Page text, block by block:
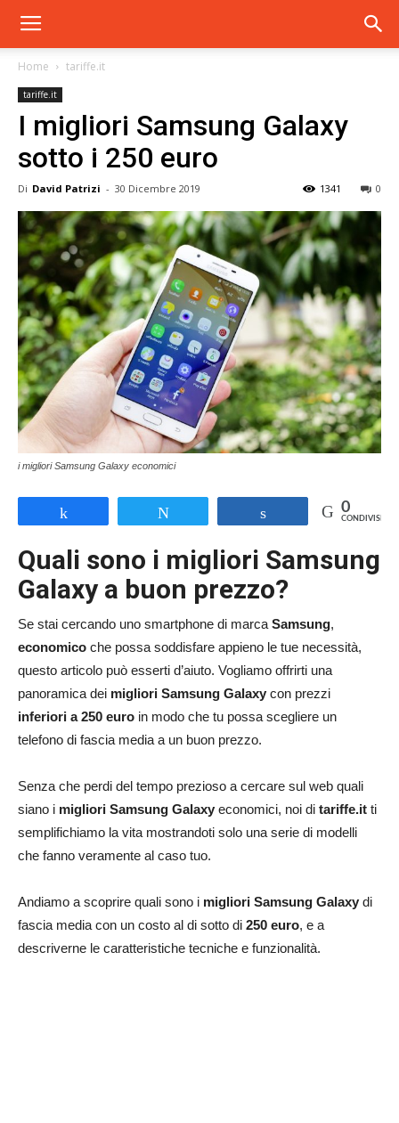
Home tariffe.it
tariffe.it
I migliori Samsung Galaxy
sotto i 250 euro
Di David Patrizi - 30 Dicembre 2019 0
1341
i migliori Samsung Galaxy economici
0
CONDIVISIONI
Quali sono i migliori Samsung
Galaxy a buon prezzo?
Se stai cercando uno smartphone di marca Samsung,
economico che possa soddisfare appieno le tue necessità,
questo articolo può esserti d’aiuto. Vogliamo offrirti una
panoramica dei migliori Samsung Galaxy con prezzi
inferiori a 250 euro in modo che tu possa scegliere un
telefono di fascia media a un buon prezzo.
Senza che perdi del tempo prezioso a cercare sul web quali
siano i migliori Samsung Galaxy economici, noi di tariffe.it ti
semplifichiamo la vita mostrandoti solo una serie di modelli
che fanno veramente al caso tuo.
Andiamo a scoprire quali sono i migliori Samsung Galaxy di
fascia media con un costo al di sotto di 250 euro, e a
descriverne le caratteristiche tecniche e funzionalità.